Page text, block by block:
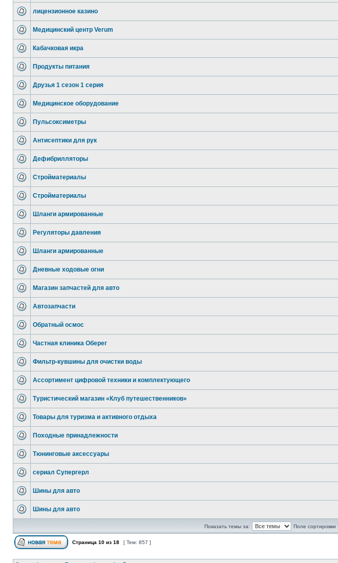
лицензионное казино
Медицинский центр Verum
Кабачковая икра
Продукты питания
Друзья 1 сезон 1 серия
Медицинское оборудование
Пульсоксиметры
Антисептики для рук
Дефибрилляторы
Стройматериалы
Стройматериалы
Шланги армированные
Регуляторы давления
Шланги армированные
Дневные ходовые огни
Магазин запчастей для авто
Автозапчасти
Обратный осмос
Частная клиника Оберег
Фильтр-кувшины для очистки воды
Ассортимент цифровой техники и комплектующего
Туристический магазин «Клуб путешественников»
Товары для туризма и активного отдыха
Походные принадлежности
Тюнинговые аксессуары
сериал Супергерл
Шины для авто
Шины для авто
Показать темы за: Поле сортировки
Страница 10 из 18 [ Тем: 857 ]